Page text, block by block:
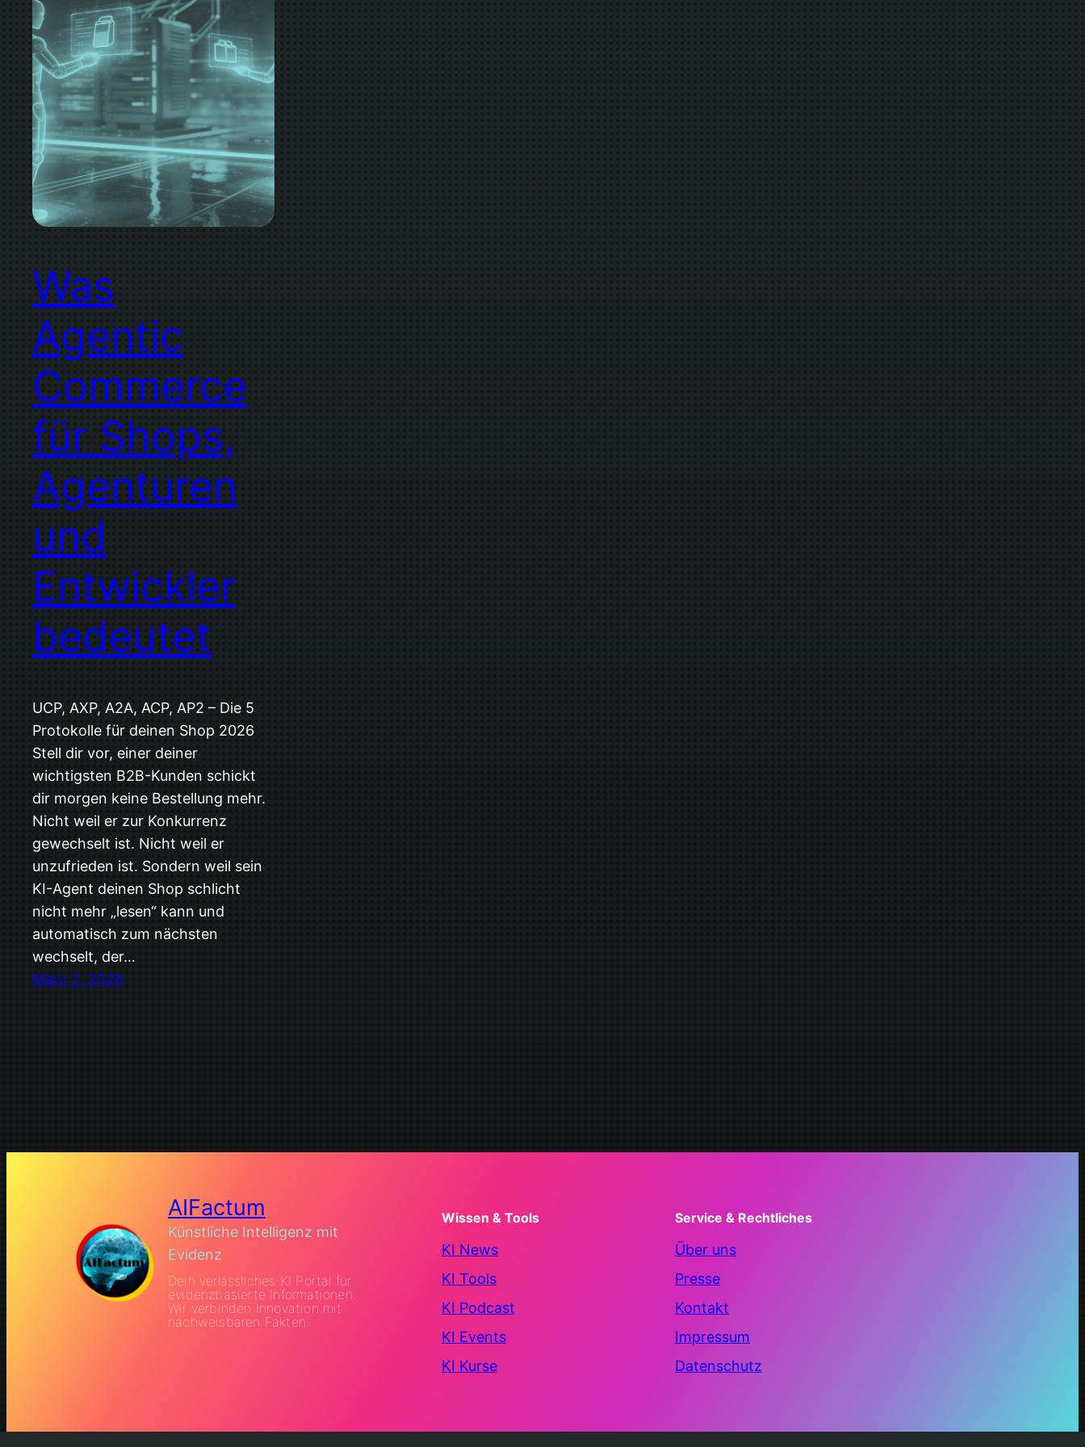
Was
Agentic
Commerce
für Shops,
Agenturen
und
Entwickler
bedeutet
UCP, AXP, A2A, ACP, AP2 – Die 5
Protokolle für deinen Shop 2026
Stell dir vor, einer deiner
wichtigsten B2B-Kunden schickt
dir morgen keine Bestellung mehr.
Nicht weil er zur Konkurrenz
gewechselt ist. Nicht weil er
unzufrieden ist. Sondern weil sein
KI-Agent deinen Shop schlicht
nicht mehr „lesen“ kann und
automatisch zum nächsten
wechselt, der…
März 2, 2026
AIFactum
Künstliche Intelligenz mit
Evidenz
Dein verlässliches KI Portal für
evidenzbasierte Informationen.
Wir verbinden Innovation mit
nachweisbaren Fakten.
Wissen & Tools
KI News
KI Tools
KI Podcast
KI Events
KI Kurse
Service & Rechtliches
Über uns
Presse
Kontakt
Impressum
Datenschutz